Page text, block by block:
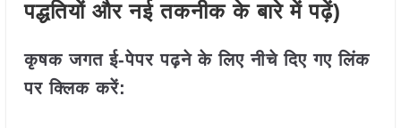
पद्धतियों और नई तकनीक के बारे में पढ़ें)
कृषक जगत ई-पेपर पढ़ने के लिए नीचे दिए गए लिंक
पर क्लिक करें: